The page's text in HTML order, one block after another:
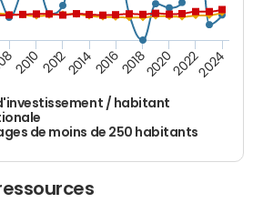
/ habitant
de moins de 250 habitants
2010 2012201420162018202020222024